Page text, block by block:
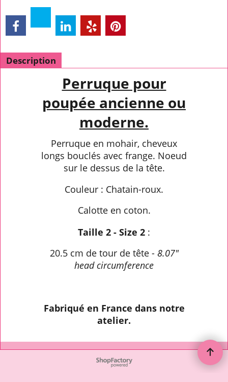
Description
Perruque pour
poupée ancienne ou
moderne.
Perruque en mohair, cheveux
longs bouclés avec frange. Noeud
sur le dessus de la tête.
Couleur : Chatain-roux.
Calotte en coton.
Taille 2 - Size 2 :
20.5 cm de tour de tête - 8.07"
head circumference
Fabriqué en France dans notre
atelier.
To create online store ShopFactory eCommerce software was used.